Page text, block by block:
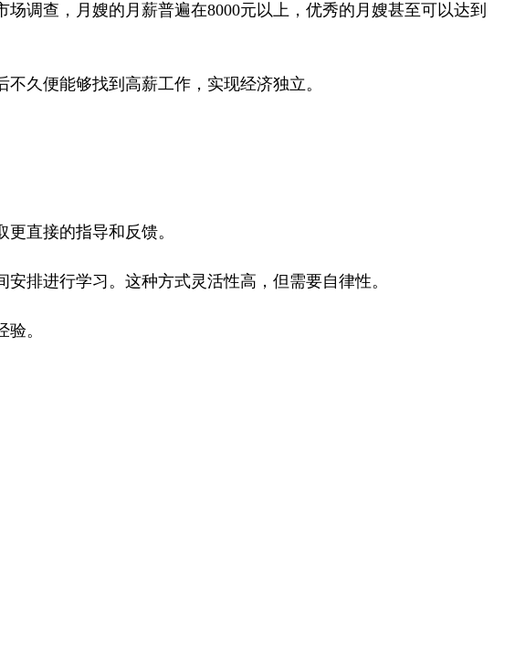
查，月嫂的月薪普遍在8000元以上，优秀的月嫂甚至可以达到
久便能够找到高薪工作，实现经济独立。
直接的指导和反馈。
排进行学习。这种方式灵活性高，但需要自律性。
。